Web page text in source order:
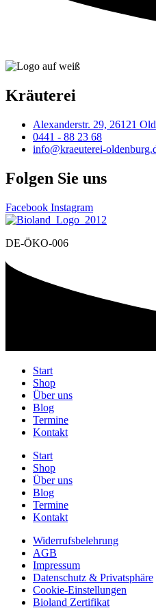
Kräuterei
Alexanderstr. 29, 26121
0441 - 88 23 68
info@kraeuterei-
Folgen Sie uns
Facebook Instagram
DE-ÖKO-006
Start
Shop
Über uns
Blog
Termine
Kontakt
Start
Shop
Über uns
Blog
Termine
Kontakt
Widerrufsbelehrung
AGB
Impressum
Datenschutz & Privatsphäre
Cookie-Einstellungen
Bioland Zertifikat